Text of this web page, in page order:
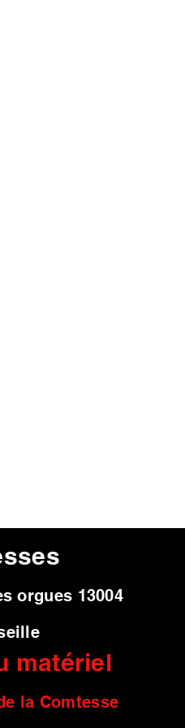
orgues 13004
matériel
la Comtesse